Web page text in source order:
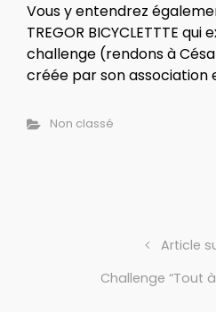
Vous y entendrez
TREGOR BICYCLETTTE qui
challenge (rendons à
créée par son association
Non classé
Article
Challenge “Tout